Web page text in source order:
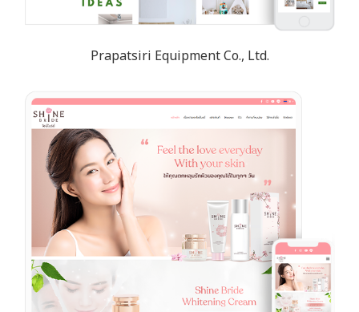
Prapatsiri Equipment Co., Ltd.